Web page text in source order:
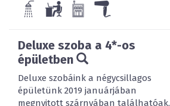
Deluxe szoba a 4*-os
épületben
Deluxe szobáink a négycsillagos
épületünk 2019 januárjában
megnyitott szárnyában találhatóak,